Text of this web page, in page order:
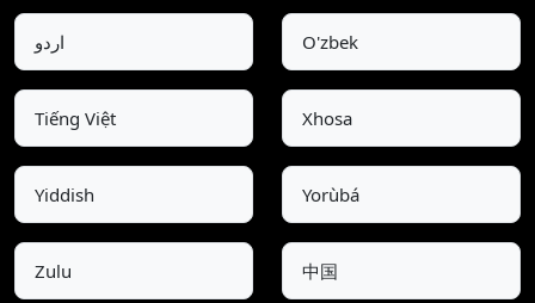
اردو O'zbek
Tiếng Việt Xhosa
Yiddish Yorùbá
Zulu 中国